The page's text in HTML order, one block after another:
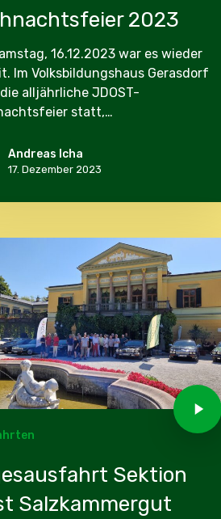
2023
16.12.2023 war es wieder
Im Volksbildungshaus Gerasdorf
alljährliche JDOST-
statt,…
Andreas Icha
17. Dezember 2023
Sektion
Salzkammergut